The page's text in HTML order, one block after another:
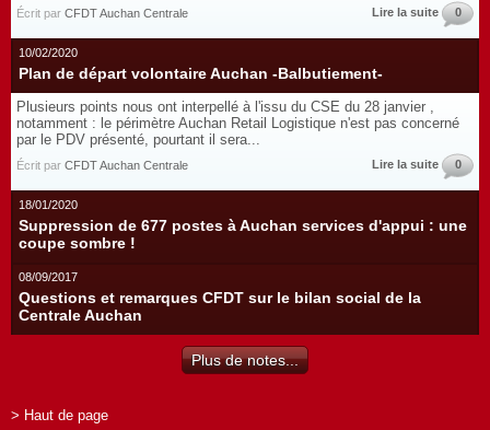
Écrit par CFDT Auchan Centrale Lire la suite 0
10/02/2020
Plan de départ volontaire Auchan -Balbutiement-
Plusieurs points nous ont interpellé à l'issu du CSE du 28 janvier ,
notamment : le périmètre Auchan Retail Logistique n'est pas concerné
par le PDV présenté, pourtant il sera...
Écrit par CFDT Auchan Centrale Lire la suite 0
18/01/2020
Suppression de 677 postes à Auchan services d'appui : une
coupe sombre !
08/09/2017
Questions et remarques CFDT sur le bilan social de la
Centrale Auchan
Plus de notes...
> Haut de page